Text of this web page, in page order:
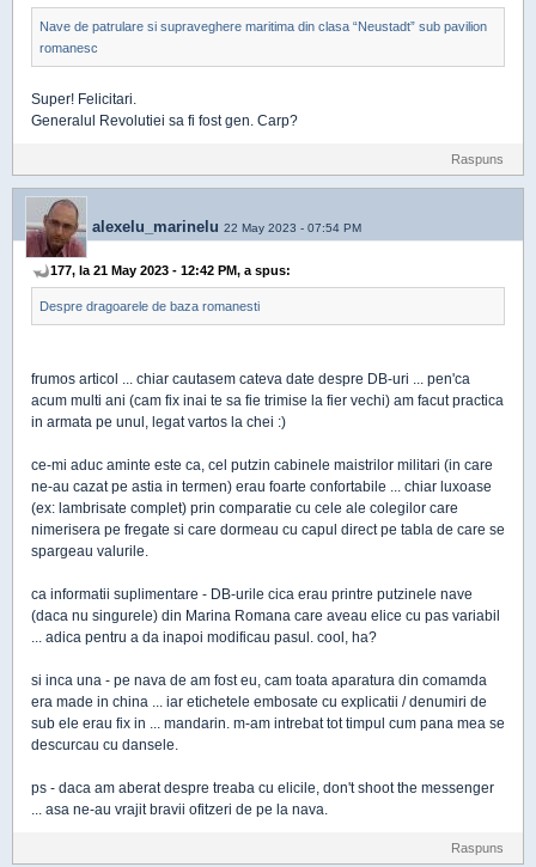
Nave de patrulare si supraveghere maritima din clasa “Neustadt” sub pavilion
romanesc
Super! Felicitari.
Generalul Revolutiei sa fi fost gen. Carp?
Raspuns
alexelu_marinelu 22 May 2023 - 07:54 PM
177, la 21 May 2023 - 12:42 PM, a spus:
Despre dragoarele de baza romanesti
frumos articol ... chiar cautasem cateva date despre DB-uri ... pen'ca
acum multi ani (cam fix inai te sa fie trimise la fier vechi) am facut practica
in armata pe unul, legat vartos la chei :)
ce-mi aduc aminte este ca, cel putzin cabinele maistrilor militari (in care
ne-au cazat pe astia in termen) erau foarte confortabile ... chiar luxoase
(ex: lambrisate complet) prin comparatie cu cele ale colegilor care
nimerisera pe fregate si care dormeau cu capul direct pe tabla de care se
spargeau valurile.
ca informatii suplimentare - DB-urile cica erau printre putzinele nave
(daca nu singurele) din Marina Romana care aveau elice cu pas variabil
... adica pentru a da inapoi modificau pasul. cool, ha?
si inca una - pe nava de am fost eu, cam toata aparatura din comamda
era made in china ... iar etichetele embosate cu explicatii / denumiri de
sub ele erau fix in ... mandarin. m-am intrebat tot timpul cum pana mea se
descurcau cu dansele.
ps - daca am aberat despre treaba cu elicile, don't shoot the messenger
... asa ne-au vrajit bravii ofitzeri de pe la nava.
Raspuns